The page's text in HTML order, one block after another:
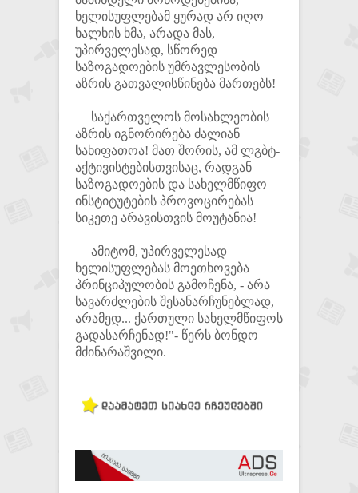
ხელისუფლებამ ყურად არ იღო
ხალხის ხმა, არადა მას,
უპირველესად, სწორედ
საზოგადოების უმრავლესობის
აზრის გათვალისწინება მართებს!
საქართველოს მოსახლეობის
აზრის იგნორირება ძალიან
სახიფათოა! მათ შორის, ამ ლგბტ-
აქტივისტებისთვისაც, რადგან
საზოგადოების და სახელმწიფო
ინსტიტუტების პროვოცირებას
სიკეთე არავისთვის მოუტანია!
ამიტომ, უპირველესად
ხელისუფლებას მოეთხოვება
პრინციპულობის გამოჩენა, - არა
სავარძლების შესანარჩუნებლად,
არამედ... ქართული სახელმწიფოს
გადასარჩენად!"- წერს ბონდო
მძინარაშვილი.